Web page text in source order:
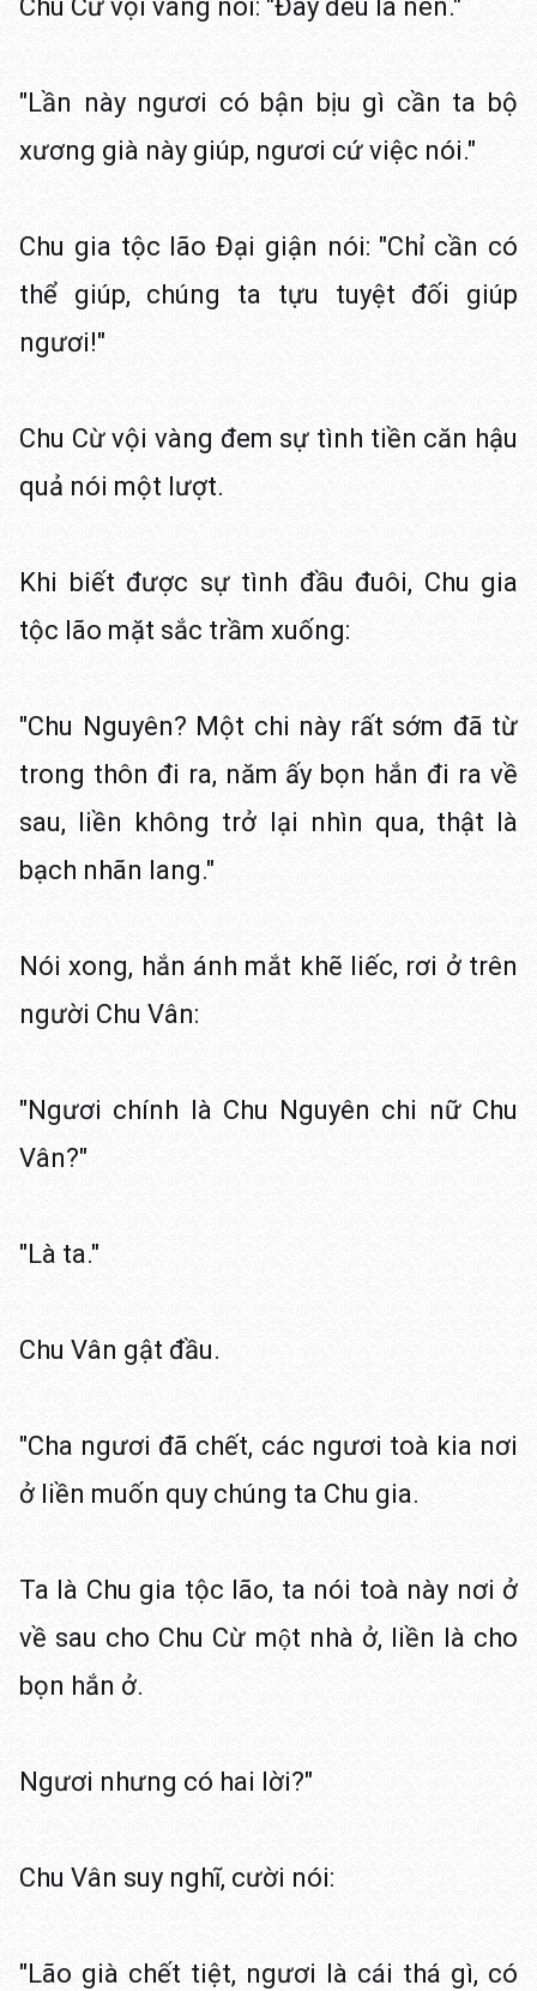
Chu Cừ vội vàng nói: "Đây đều là nên."
"Lần này ngươi có bận bịu gì cần ta bộ
xương già này giúp, ngươi cứ việc nói."
Chu gia tộc lão Đại giận nói: "Chỉ cần có
thể giúp, chúng ta tựu tuyệt đối giúp
ngươi!"
Chu Cừ vội vàng đem sự tình tiền căn hậu
quả nói một lượt.
Khi biết được sự tình đầu đuôi, Chu gia
tộc lão mặt sắc trầm xuống:
"Chu Nguyên? Một chi này rất sớm đã từ
trong thôn đi ra, năm ấy bọn hắn đi ra về
sau, liền không trở lại nhìn qua, thật là
bạch nhãn lang."
Nói xong, hắn ánh mắt khẽ liếc, rơi ở trên
người Chu Vân:
"Ngươi chính là Chu Nguyên chi nữ Chu
Vân?"
"Là ta."
Chu Vân gật đầu.
"Cha ngươi đã chết, các ngươi toà kia nơi
ở liền muốn quy chúng ta Chu gia.
Ta là Chu gia tộc lão, ta nói toà này nơi ở
về sau cho Chu Cừ một nhà ở, liền là cho
bọn hắn ở.
Ngươi nhưng có hai lời?"
Chu Vân suy nghĩ, cười nói:
"Lão già chết tiệt, ngươi là cái thá gì, có